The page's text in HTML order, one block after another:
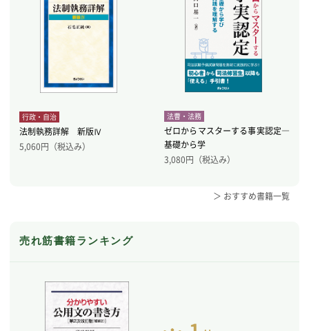
行政・自治
法制執務詳解 新版Ⅳ
5,060円（税込み）
法曹・法務
ゼロからマスターする事実認定―
基礎から学
3,080円（税込み）
＞ おすすめ書籍一覧
売れ筋書籍ランキング